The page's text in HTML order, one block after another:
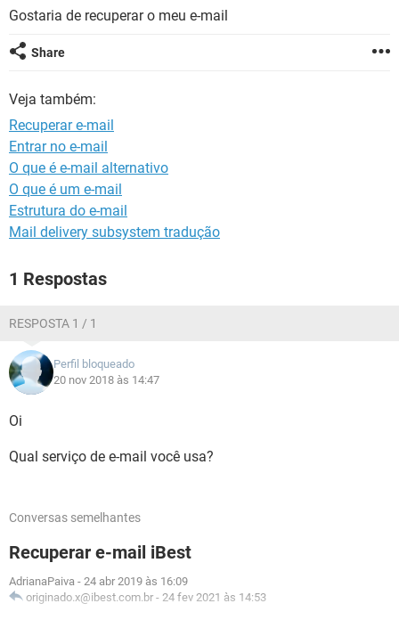
INSTAGRAM GMAIL
GUIA DE COMPRAS
INSTAGRAM
GUIA DE COMPRAS
Gostaria de recuperar o meu e-mail
Share
Veja também:
Recuperar e-mail
Entrar no e-mail
O que é e-mail alternativo
O que é um e-mail
Estrutura do e-mail
Mail delivery subsystem tradução
1 Respostas
RESPOSTA 1 / 1
Perfil bloqueado
20 nov 2018 às 14:47
Oi
Qual serviço de e-mail você usa?
Conversas semelhantes
Recuperar e-mail iBest
AdrianaPaiva - 24 abr 2019 às 16:09
originado.x@ibest.com.br - 24 fev 2021 às 14:53